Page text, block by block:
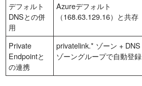
デフォルト
DNSとの併
用
Azureデフォルト
（168.63.129.16）と共存
Private
Endpointと
の連携
privatelink.* ゾーン + DNS
ゾーングループで自動登録